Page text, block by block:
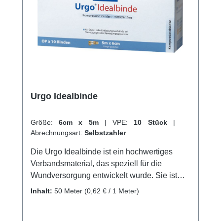
Urgo Idealbinde
Größe: 6cm x 5m | VPE: 10 Stück |
Abrechnungsart: Selbstzahler
Die Urgo Idealbinde ist ein hochwertiges
Verbandsmaterial, das speziell für die
Wundversorgung entwickelt wurde. Sie ist
besonders haftvermögen und sorgt für eine
Inhalt: 50 Meter (0,62 € / 1 Meter)